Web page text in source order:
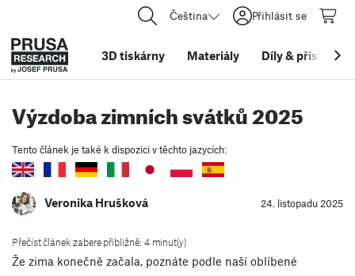
Čeština Přihlásit se
3D tiskárny Materiály Díly&
Výzdoba zimních svátků 2025
Tento článek je také k dispozici v těchto jazycích:
Veronika Hrušková 24. listopadu 2025
Přečíst článek zabere přibližně: 4 minut(y)
Že zima konečně začala, poznáte podle naší oblíbené